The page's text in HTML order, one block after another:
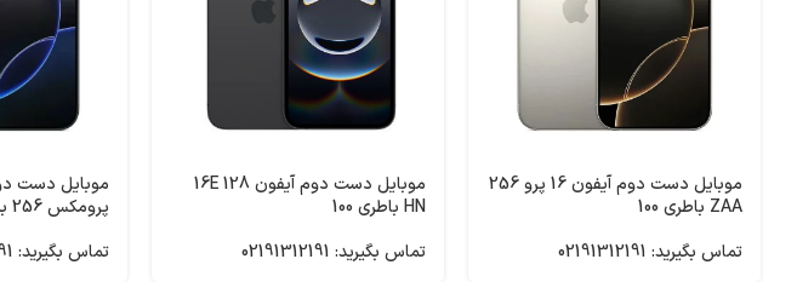
موبایل دست دوم آیفون 16 پرو 256
ZAA باطری 100
تماس بگیرید: 02191312191
موبایل دست دوم آیفون 16E 128
HN باطری 100
تماس بگیرید: 02191312191
تماس بگیرید: 02191312191